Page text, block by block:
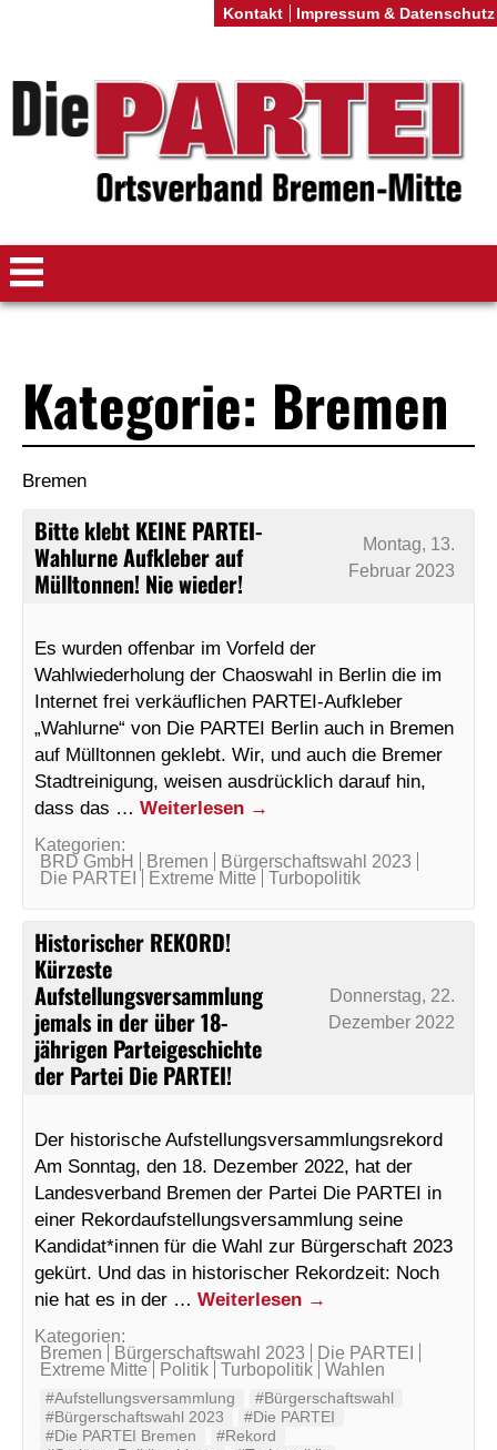
Kategorie: Bremen
Bremen
Bitte klebt KEINE PARTEI-
Wahlurne Aufkleber auf
Mülltonnen! Nie wieder!
Montag, 13.
Februar 2023
Es wurden offenbar im Vorfeld der
Wahlwiederholung der Chaoswahl in Berlin die im
Internet frei verkäuflichen PARTEI-Aufkleber
„Wahlurne“ von Die PARTEI Berlin auch in Bremen
auf Mülltonnen geklebt. Wir, und auch die Bremer
Stadtreinigung, weisen ausdrücklich darauf hin,
dass das … Weiterlesen →
Kategorien:
BRD GmbH
Bremen
Bürgerschaftswahl 2023
Die PARTEI
Extreme Mitte Turbopolitik
Historischer REKORD!
Kürzeste
Aufstellungsversammlung
jemals in der über 18-
jährigen Parteigeschichte
der Partei Die PARTEI!
Donnerstag, 22.
Dezember 2022
Der historische Aufstellungsversammlungsrekord
Am Sonntag, den 18. Dezember 2022, hat der
Landesverband Bremen der Partei Die PARTEI in
einer Rekordaufstellungsversammlung seine
Kandidat*innen für die Wahl zur Bürgerschaft 2023
gekürt. Und das in historischer Rekordzeit: Noch
nie hat es in der … Weiterlesen →
Kategorien:
Bremen
Bürgerschaftswahl 2023
Die PARTEI
Extreme Mitte
Politik Turbopolitik Wahlen
#Aufstellungsversammlung
#Bürgerschaftswahl
#Bürgerschaftswahl 2023
#Die PARTEI
#Die PARTEI Bremen
#Rekord
Kontakt Impressum & Datenschutz